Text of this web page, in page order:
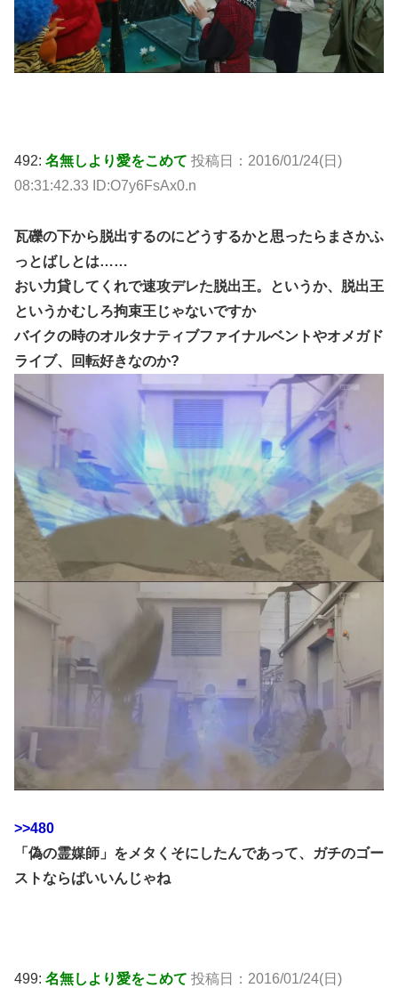
492: 名無しより愛をこめて 投稿日：2016/01/24(日)
08:31:42.33 ID:O7y6FsAx0.n
瓦礫の下から脱出するのにどうするかと思ったらまさかふ
っとばしとは……
おい力貸してくれで速攻デレた脱出王。というか、脱出王
というかむしろ拘束王じゃないですか
バイクの時のオルタナティブファイナルベントやオメガド
ライブ、回転好きなのか?
>>480
「偽の霊媒師」をメタくそにしたんであって、ガチのゴー
ストならばいいんじゃね
499: 名無しより愛をこめて 投稿日：2016/01/24(日)